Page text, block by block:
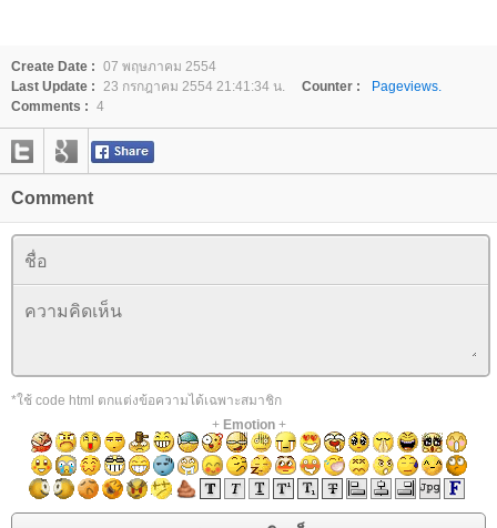
Create Date : 07 พฤษภาคม 2554
Last Update : 23 กรกฎาคม 2554 21:41:34 น. Counter :
Pageviews.
Comments : 4
Comment
*ใช้ code html ตกแต่งข้อความได้เฉพาะสมาชิก
+ Emotion+